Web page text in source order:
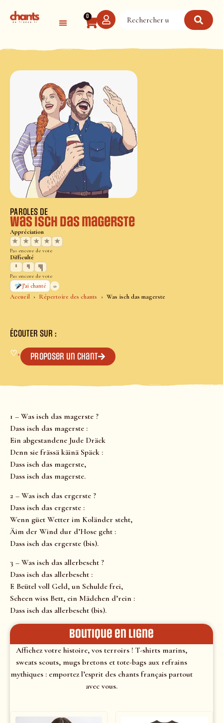
0
Accueil Répertoire des chants Was isch das magerste
PAROLES DE
Was isch das magerste
Appréciation
★
★ ★ ★ ★
Pas encore de vote
Difficulté
Pas encore de vote
J’ai chanté
0
ÉCOUTER SUR :
♡+ Proposer un chant
1 – Was isch das magerste ?
Dass isch das magerste :
Ein abgestandene Jude Dräck
Denn sie frässä käinä Späck :
Dass isch das magerste,
Dass isch das magerste.
2 – Was isch das ergerste ?
Dass isch das ergerste :
Wenn güet Wetter im Koländer steht,
Äim der Wind dur d’Hose geht :
Dass isch das ergerste (bis).
3 – Was isch das allerbescht ?
Dass isch das allerbescht :
E Beütel voll Geld, un Schulde frei,
Scheen wiss Bett, ein Mädchen d’rein :
Dass isch das allerbescht (bis).
Boutique en ligne
Affichez votre histoire, vos terroirs ! T-shirts marins,
sweats scouts, mugs bretons et tote-bags aux refrains
mythiques : emportez l’esprit des chants français partout
avec vous.